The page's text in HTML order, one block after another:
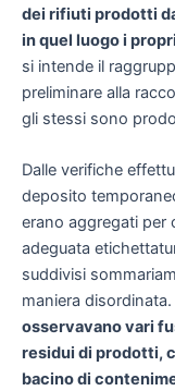
dei rifiuti prodotti
in quel luogo i
si intende il
preliminare alla
gli stessi sono
Dalle verifiche
deposito
erano aggregati per
adeguata
suddivisi
maniera disordinata.
osservavano vari
residui di prodotti,
bacino di